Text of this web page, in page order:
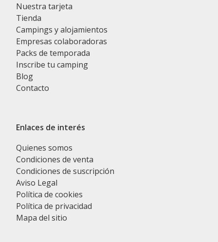
Nuestra tarjeta
Tienda
Campings y alojamientos
Empresas colaboradoras
Packs de temporada
Inscribe tu camping
Blog
Contacto
Enlaces de interés
Quienes somos
Condiciones de venta
Condiciones de suscripción
Aviso Legal
Política de cookies
Política de privacidad
Mapa del sitio